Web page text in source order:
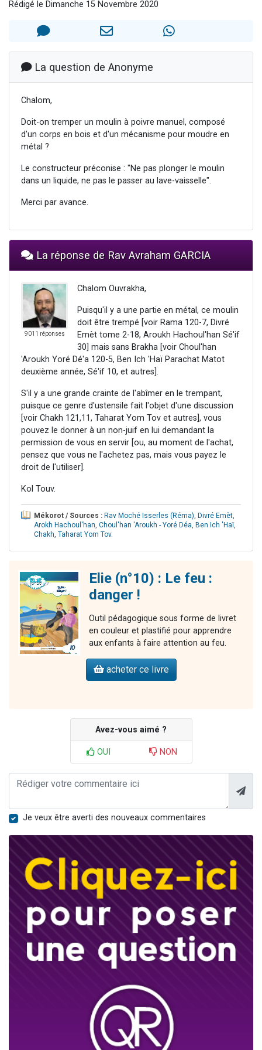
3 personnes viennent de faire un don pour 5 jours de vacances aux Orphelins
3 personnes viennent de nous rejoindre sur WhatsApp
Rédigé le Dimanche 15 Novembre 2020
La question de Anonyme
Chalom,
Doit-on tremper un moulin à poivre manuel, composé
d'un corps en bois et d'un mécanisme pour moudre en
métal ?
Le constructeur préconise : "Ne pas plonger le moulin
dans un liquide, ne pas le passer au lave-vaisselle".
Merci par avance.
La réponse de Rav Avraham GARCIA
9011 réponses
Chalom Ouvrakha,
Puisqu'il y a une partie en métal, ce moulin
doit être trempé [voir Rama 120-7, Divré
Emèt tome 2-18, Aroukh Hachoul'han Sé'if
30] mais sans Brakha [voir Choul'han
'Aroukh Yoré Dé'a 120-5, Ben Ich 'Haï Parachat Matot
deuxième année, Sé'if 10, et autres].
S'il y a une grande crainte de l'abîmer en le trempant,
puisque ce genre d'ustensile fait l'objet d'une discussion
[voir Chakh 121,11, Taharat Yom Tov et autres], vous
pouvez le donner à un non-juif en lui demandant la
permission de vous en servir [ou, au moment de l'achat,
pensez que vous ne l'achetez pas, mais vous payez le
droit de l'utiliser].
Kol Touv.
Mékorot / Sources : Rav Moché Isserles (Réma), Divré Emèt,
Arokh Hachoul'han, Choul'han 'Aroukh - Yoré Déa, Ben Ich 'Haï,
Chakh, Taharat Yom Tov.
Elie (n°10) : Le feu :
danger !
Outil pédagogique sous forme de livret
en couleur et plastifié pour apprendre
aux enfants à faire attention au feu.
acheter ce livre
Avez-vous aimé ?
OUI NON
Je veux être averti des nouveaux commentaires